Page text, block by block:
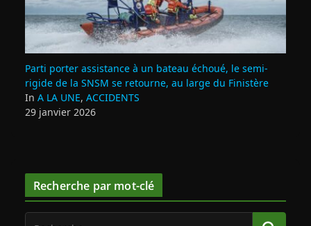
Parti porter assistance à un bateau échoué, le semi-
rigide de la SNSM se retourne, au large du Finistère
In A LA UNE, ACCIDENTS
29 janvier 2026
Recherche par mot-clé